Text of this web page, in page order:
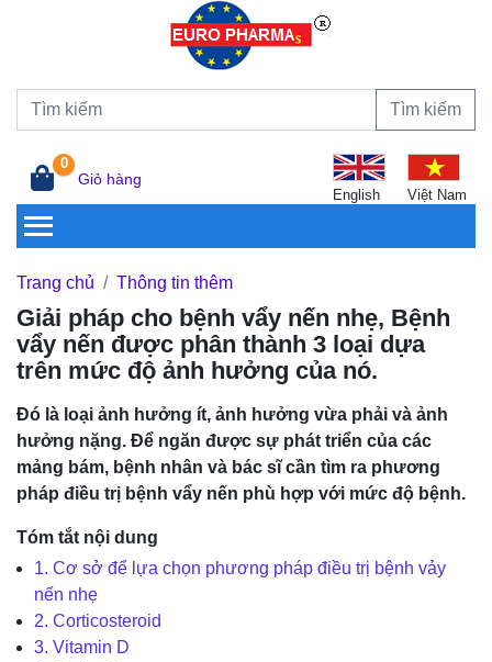
Tìm kiếm
0
Giỏ hàng
English Việt Nam
Trang chủ Thông tin thêm
Giải pháp cho bệnh vẩy nến nhẹ, Bệnh
vẩy nến được phân thành 3 loại dựa
trên mức độ ảnh hưởng của nó.
Đó là loại ảnh hưởng ít, ảnh hưởng vừa phải và ảnh
hưởng nặng. Để ngăn được sự phát triển của các
mảng bám, bệnh nhân và bác sĩ cần tìm ra phương
pháp điều trị bệnh vẩy nến phù hợp với mức độ bệnh.
Tóm tắt nội dung
1. Cơ sở để lựa chọn phương pháp điều trị bệnh vảy
nến nhẹ
2. Corticosteroid
3. Vitamin D